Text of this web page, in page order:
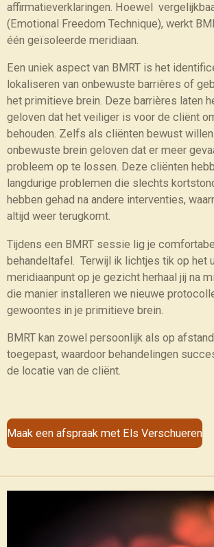
affirmatieverklaringen. Hoewel
(Emotional Freedom Technique), werkt
één geïsoleerde meridiaan.
Een uniek aspect van BMRT is het
lokaliseren van onbewuste barrières of
het primitieve brein. Deze barrières laten
geloven dat het veiliger is voor de cliënt
behouden. Zelfs als cliënten bewust
onbewuste brein geloven dat er meer
probleem op te lossen. Deze cliënten
langdurige problemen die slechts
hebben gehad na andere interventies,
altijd weer terugkomt.
Tijdens een BMRT sessie lig je
behandeltafel. Terwijl ik lichtjes tik op het
meridiaanpunt op je gezicht herhaal jij na
die manier installeren we nieuwe
gewoontes in je primitieve brein.
BMRT kan zowel persoonlijk als op
toegepast, waardoor behandelingen
de locatie van de cliënt.
Maak een afspraak met Els Verschueren